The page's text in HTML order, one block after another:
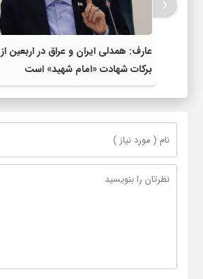
عارف: همدلی ایران و عراق در اربعین از
برکات شهادت «امام شهید» است